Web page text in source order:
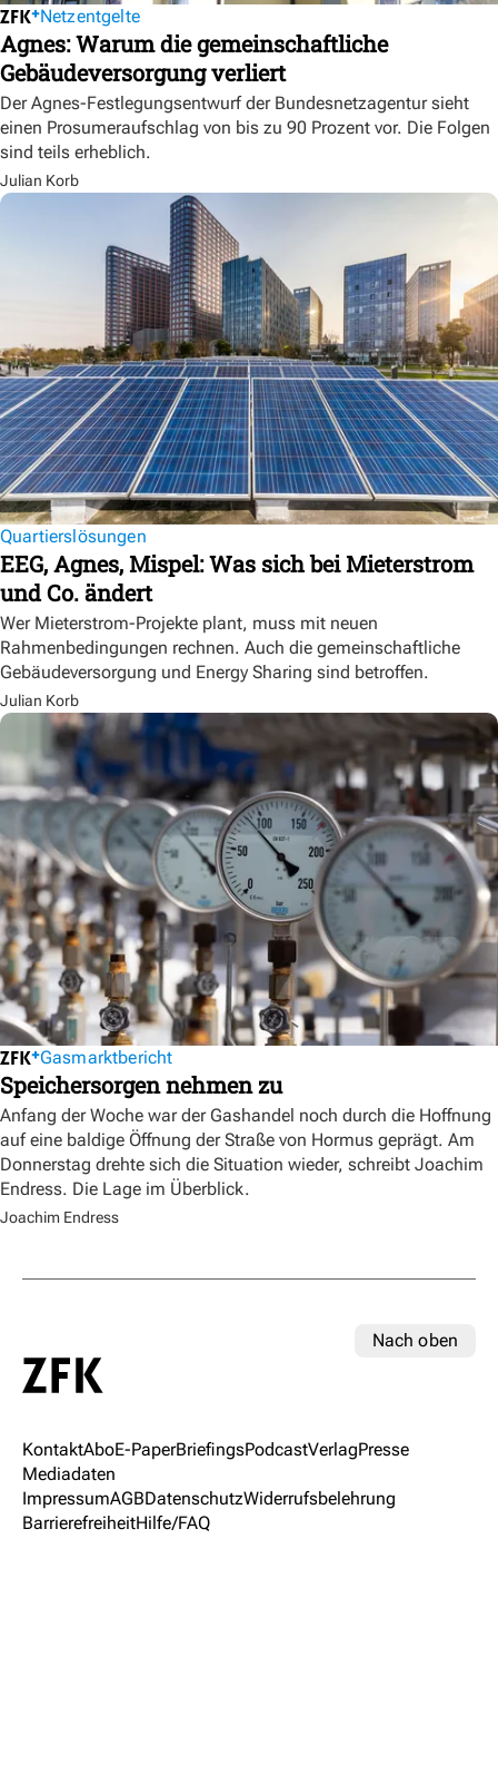
Netzentgelte
Agnes: Warum die gemeinschaftliche
Gebäudeversorgung verliert
Der Agnes-Festlegungsentwurf der Bundesnetzagentur sieht
einen Prosumeraufschlag von bis zu 90 Prozent vor. Die Folgen
sind teils erheblich.
Julian Korb
Quartierslösungen
EEG, Agnes, Mispel: Was sich bei Mieterstrom
und Co. ändert
Wer Mieterstrom-Projekte plant, muss mit neuen
Rahmenbedingungen rechnen. Auch die gemeinschaftliche
Gebäudeversorgung und Energy Sharing sind betroffen.
Julian Korb
Gasmarktbericht
Speichersorgen nehmen zu
Anfang der Woche war der Gashandel noch durch die Hoffnung
auf eine baldige Öffnung der Straße von Hormus geprägt. Am
Donnerstag drehte sich die Situation wieder, schreibt Joachim
Endress. Die Lage im Überblick.
Joachim Endress
Nach oben
KontaktAboE-PaperBriefingsPodcastVerlagPresse
Mediadaten
ImpressumAGBDatenschutzWiderrufsbelehrung
BarrierefreiheitHilfe/FAQ